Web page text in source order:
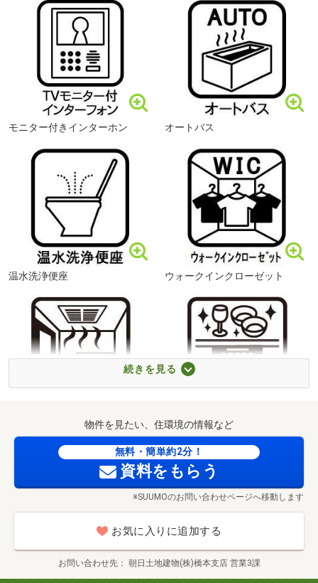
■【幼稚園・保育園】認定こども園よこやま幼稚園（約
435m・徒歩6分）
■【郵便局】相模原横山郵便局（約403m・徒歩6分）
■【郵便局】上溝郵便局（約1280m・徒歩16分）
■【銀行】平塚信用金庫相模原中央支店（約1007m・徒歩
13分）
■【銀行】山梨信用金庫相模原中央支店（約997m・徒歩13
分）
■【銀行】きらぼし銀行上溝支店（約1073m・徒歩14分）
お気軽にご相談ください。
周辺環境、お客様の希望に合わせた物件も
ご案内をいたします。
■ご予約方法
事前に鍵の手配が必要な場合がありますので、
お早目にご連絡をいただけると、
ご案内がスムーズです。
■その他、各種ご相談もお気軽にどうぞ！
・現在、お車などの借り入れがあるけど平気？
・現在、住宅ローンを組んでるけど借り換えは？
・親子でローンって組めるの？
・繰り上げ返済は「いつ」、「どのくらい」が効果
・金利や保険など、どこの銀行で借りるとお得なの？
・適切な借入額や、毎月の支払金額は？
おもちゃ、絵本、ぬりえなどキッズスペースも
充実させておりますので、ご安心下さい。
■お車の無料提携駐車場がございます。
詳しくは営業スタッフよりお伝えさせて頂きます。
■ご案内方法
ご自宅へお迎え・駅等でお待ち合わせなど、
モニター付きインターホン オートバス
温水洗浄便座 ウォークインクローゼット
浴室乾燥機付き暖房 食器洗浄乾燥機
続きを見る
物件を見たい、住環境の情報など
無料・簡単約2分！
資料をもらう
※SUUMOのお問い合わせページへ移動します
お気に入りに追加する
お問い合わせ先 朝日土地建物(株)橋本支店 営業3課